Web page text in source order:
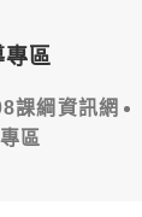
專區
課綱資訊網
區